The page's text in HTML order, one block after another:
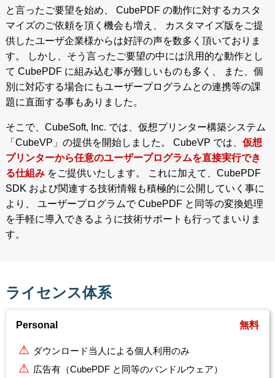
と言ったご要望を始め、 CubePDF の動作に対するカスタ
マイズのご依頼を頂く機会も増え、 カスタマイズ版をご提
供したユーザ企業様からは好評の声を数多く頂いておりま
す。 しかし、そう言ったご要望の中には汎用的な動作とし
て CubePDF に組み込む事が難しいものも多く、 また、個
別に対応する場合にもユーザープログラムとの連携等の課
題に直面する事もありました。
そこで、CubeSoft, Inc. では、仮想プリンター構築システム
「CubeVP」の提供を開始しました。 CubeVP では、 仮想
プリンターから任意のユーザープログラムを直接実行でき
る仕組みをご提供いたします。 これに加えて、CubePDF
SDK および関連する技術情報も積極的に公開していく事に
より、 ユーザープログラムで CubePDF と同等の変換処理
を手軽に導入できるように技術サポートも行ってまいりま
す。
ライセンス体系
Personal 無料
ダウンロード当人による個人利用のみ
広告有（CubePDF と同等のバンドルウェア）